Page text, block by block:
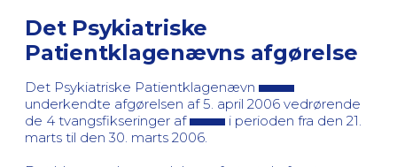
Det Psykiatriske
Patientklagenævns afgørelse
Det Psykiatriske Patientklagenævn
underkendte afgørelsen af 5. april 2006 vedrørende
de 4 tvangsfikseringer af
i perioden fra den 21.
marts til den 30. marts 2006.